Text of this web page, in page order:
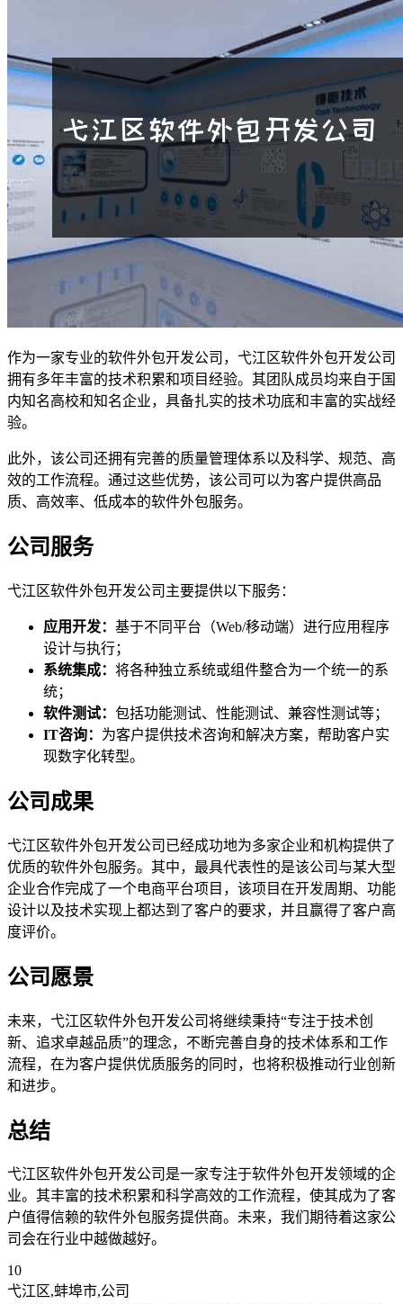
作为一家专业的软件外包开发公司，弋江区软件外包开发公司
拥有多年丰富的技术积累和项目经验。其团队成员均来自于国
内知名高校和知名企业，具备扎实的技术功底和丰富的实战经
验。
此外，该公司还拥有完善的质量管理体系以及科学、规范、高
效的工作流程。通过这些优势，该公司可以为客户提供高品
质、高效率、低成本的软件外包服务。
公司服务
弋江区软件外包开发公司主要提供以下服务：
应用开发： 基于不同平台（Web/移动端）进行应用程序
设计与执行；
系统集成： 将各种独立系统或组件整合为一个统一的系
统；
软件测试： 包括功能测试、性能测试、兼容性测试等；
IT咨询： 为客户提供技术咨询和解决方案，帮助客户实
现数字化转型。
公司成果
弋江区软件外包开发公司已经成功地为多家企业和机构提供了
优质的软件外包服务。其中，最具代表性的是该公司与某大型
企业合作完成了一个电商平台项目，该项目在开发周期、功能
设计以及技术实现上都达到了客户的要求，并且赢得了客户高
度评价。
公司愿景
未来，弋江区软件外包开发公司将继续秉持“专注于技术创
新、追求卓越品质”的理念，不断完善自身的技术体系和工作
流程，在为客户提供优质服务的同时，也将积极推动行业创新
和进步。
总结
弋江区软件外包开发公司是一家专注于软件外包开发领域的企
业。其丰富的技术积累和科学高效的工作流程，使其成为了客
户值得信赖的软件外包服务提供商。未来，我们期待着这家公
司会在行业中越做越好。
10
弋江区,蚌埠市,公司